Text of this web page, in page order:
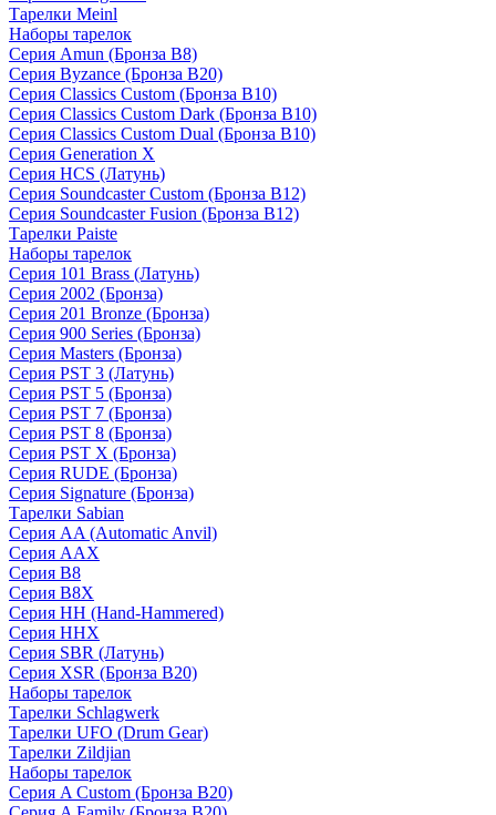
Тарелки Meinl
Наборы тарелок
Серия Amun (Бронза B8)
Серия Byzance (Бронза B20)
Серия Classics Custom (Бронза B10)
Серия Classics Custom Dark (Бронза B10)
Серия Classics Custom Dual (Бронза B10)
Серия Generation X
Серия HCS (Латунь)
Серия Soundcaster Custom (Бронза B12)
Серия Soundcaster Fusion (Бронза B12)
Тарелки Paiste
Наборы тарелок
Серия 101 Brass (Латунь)
Серия 2002 (Бронза)
Серия 201 Bronze (Бронза)
Серия 900 Series (Бронза)
Серия Masters (Бронза)
Серия PST 3 (Латунь)
Серия PST 5 (Бронза)
Серия PST 7 (Бронза)
Серия PST 8 (Бронза)
Серия PST X (Бронза)
Серия RUDE (Бронза)
Серия Signature (Бронза)
Тарелки Sabian
Серия AA (Automatic Anvil)
Серия AAX
Серия B8
Серия B8X
Серия HH (Hand-Hammered)
Серия HHX
Серия SBR (Латунь)
Серия XSR (Бронза B20)
Наборы тарелок
Тарелки Schlagwerk
Тарелки UFO (Drum Gear)
Тарелки Zildjian
Наборы тарелок
Серия A Custom (Бронза B20)